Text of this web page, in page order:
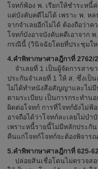
โจทก์ฟ้อง พ. เรียกให้ชำระห
แต่บังคับคดีไม่ได้ เพราะ พ. หล
จากจำเลยอีกไม่ได้ ต้องถือว่า
โจทก์บังอาจบังคับคดีเอาจาก
กรณีนี้ (วินิจฉัยโดยที่ประชุมใ
4.คำพิพากษาศาลฎีกาที่ 2762/
จำเลยที่ 1 เป็นผู้จัดการสาข
ประกันจำเลยที่ 1 ให้ ส. ซึ่งเป็
ไม่ได้ทำหนังสือสัญญาและไม่มี
ตามระเบียบ เป็นการกระทำน
ผิดต่อโจทก์ การที่โจทก์ยังไม่ฟ้
อาจถือได้ว่าโจทก์ละเลยไม่บำ
เพราะหนี้รายนี้ไม่มีหลักประกั
คืนแก่โจทก์โจทก์จะต้องพิจาร
5.คำพิพากษาศาลฎีกาที่ 625-
ปล่อยสินเชื่อโดนไม่ตรวจสอ